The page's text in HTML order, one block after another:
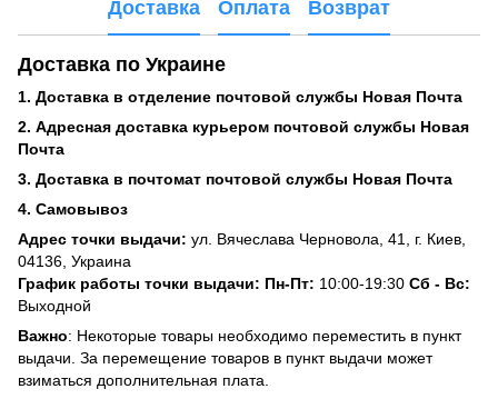
Доставка Оплата Возврат
Доставка по Украине
1. Доставка в отделение почтовой службы Новая Почта
2. Адресная доставка курьером почтовой службы Новая
Почта
3. Доставка в почтомат почтовой службы Новая Почта
4. Самовывоз
Адрес точки выдачи: ул. Вячеслава Черновола, 41, г. Киев,
04136, Украина
График работы точки выдачи: Пн-Пт: 10:00-19:30 Сб - Вс:
Выходной
Важно: Некоторые товары необходимо переместить в пункт
выдачи. За перемещение товаров в пункт выдачи может
взиматься дополнительная плата.